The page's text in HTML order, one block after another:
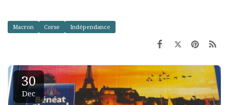
Macron Corse Indépendance
30
Dec